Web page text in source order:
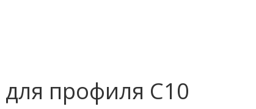
профиля С10